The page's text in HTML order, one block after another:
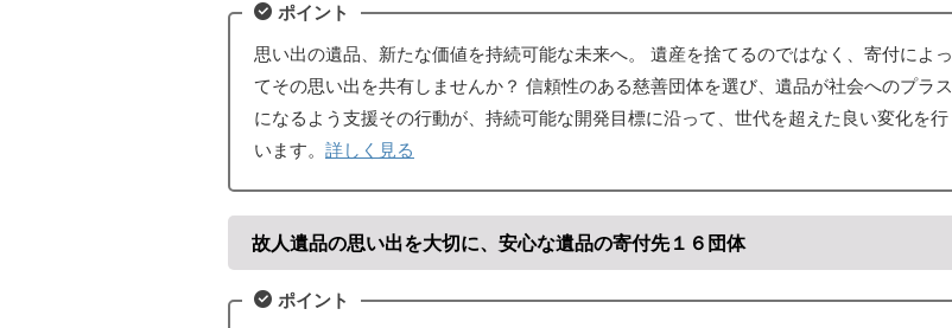
ポイント
思い出の遺品、新たな価値を持続可能な未来へ。 遺産を捨てるのではなく、寄付によっ
てその思い出を共有しませんか？ 信頼性のある慈善団体を選び、遺品が社会へのプラス
になるよう支援その行動が、持続可能な開発目標に沿って、世代を超えた良い変化を行
います。 詳しく見る
故人遺品の思い出を大切に、安心な遺品の寄付先１６団体
ポイント